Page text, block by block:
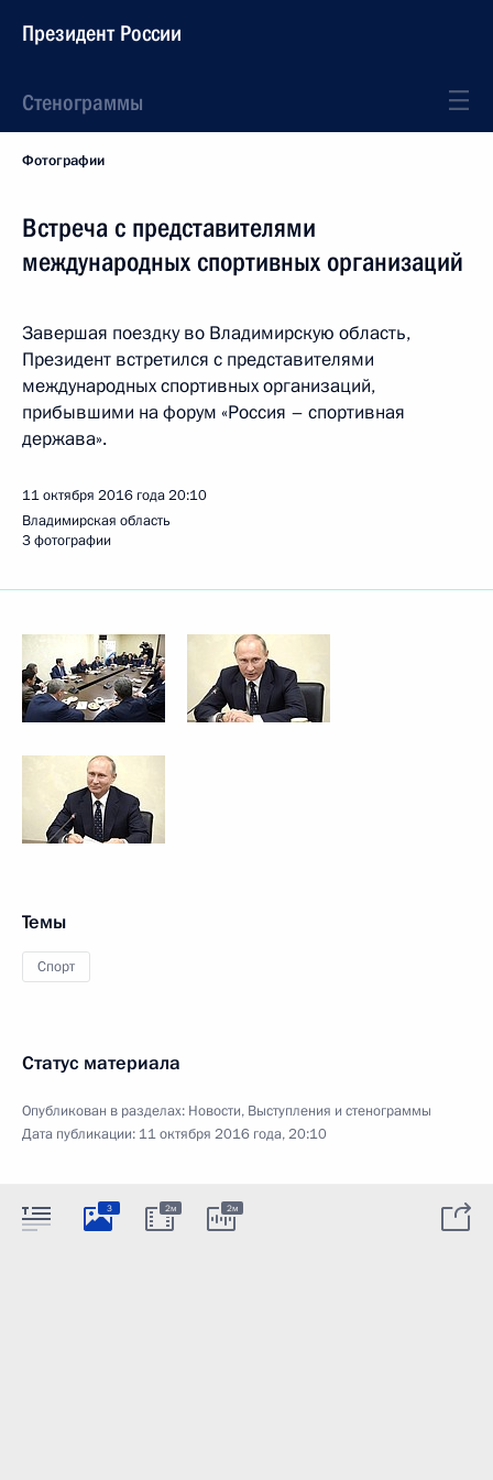
Президент России
Стенограммы
Фотографии
Встреча с представителями
международных спортивных организаций
Завершая поездку во Владимирскую область,
Президент встретился с представителями
международных спортивных организаций,
прибывшими на форум «Россия – спортивная
держава».
11 октября 2016 года20:10
Владимирская область
3 фотографии
Темы
Спорт
Статус материала
Опубликован в разделах: Новости, Выступления и стенограммы
Дата публикации: 11 октября 2016 года, 20:10
3 2м 2м